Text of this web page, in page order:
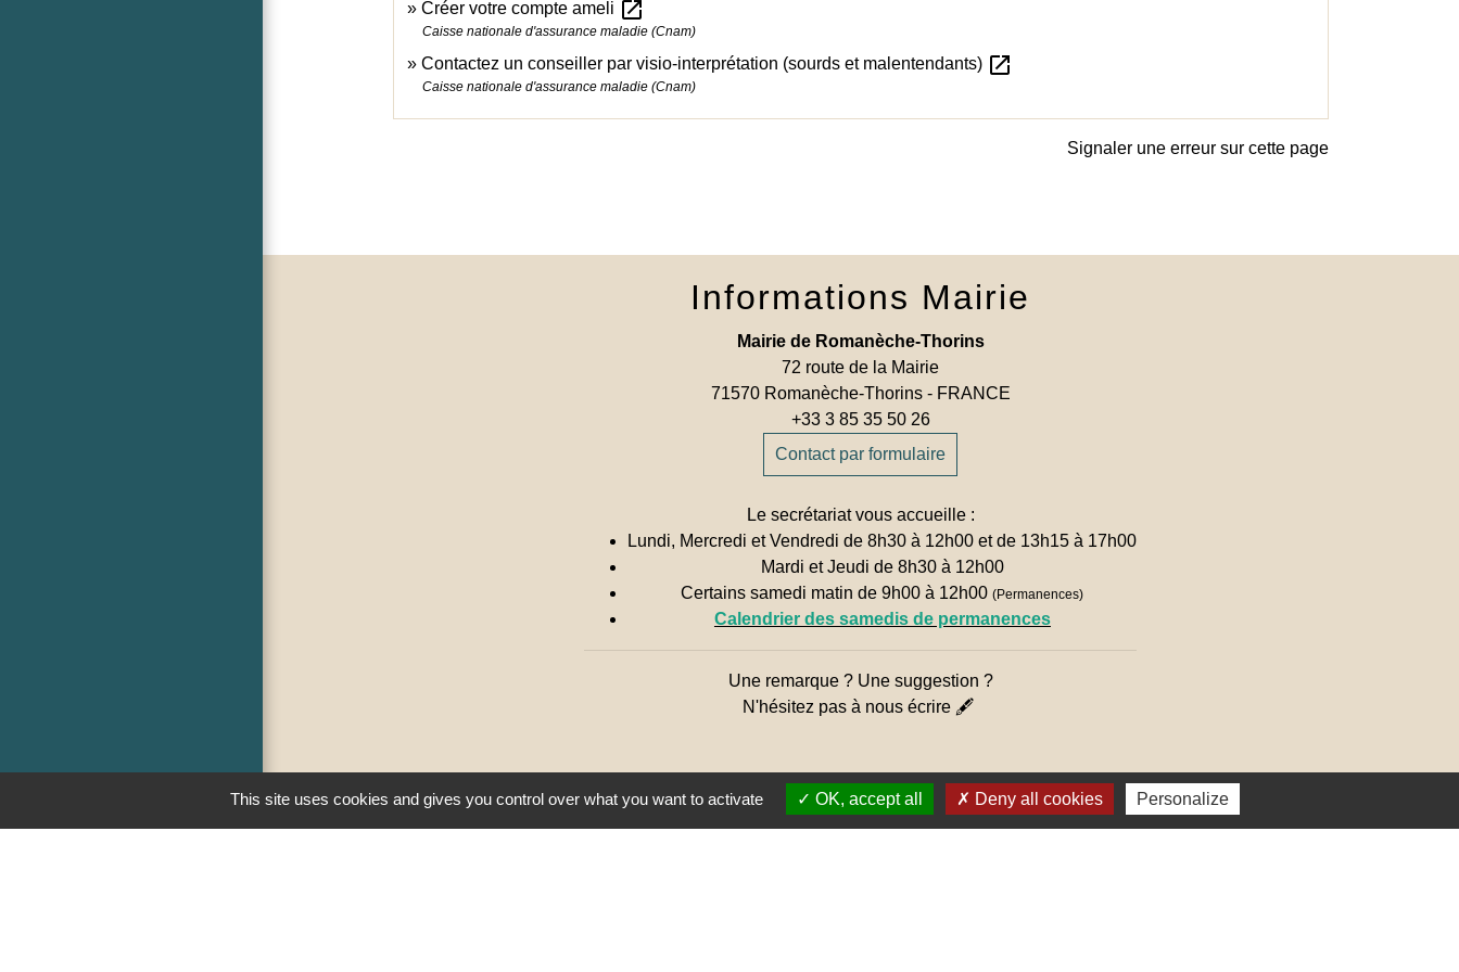
Créer votre compte ameli open_in_new
Caisse nationale d'assurance maladie (Cnam)
Contactez un conseiller par visio-interprétation (sourds et malentendants) open_in_new
Caisse nationale d'assurance maladie (Cnam)
Signaler une erreur sur cette page
Informations Mairie
Mairie de Romanèche-Thorins
72 route de la Mairie
71570 Romanèche-Thorins - FRANCE
+33 3 85 35 50 26
Contact par formulaire
Le secrétariat vous accueille :
Lundi, Mercredi et Vendredi de 8h30 à 12h00 et de 13h15 à 17h00
Mardi et Jeudi de 8h30 à 12h00
Certains samedi matin de 9h00 à 12h00(Permanences)
Calendrier des samedis de permanences
Une remarque ? Une suggestion ?
N'hésitez pas à nous écrire 🖋
This site uses cookies and gives you control over what you want to activate OK, accept all Deny all cookies Personalize